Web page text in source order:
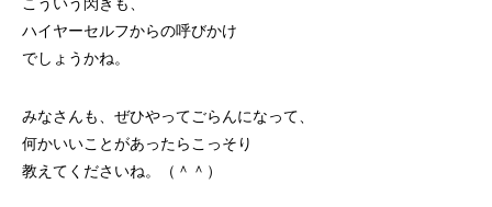
ハイヤーセルフからの呼びかけ
でしょうかね。
みなさんも、ぜひやってごらんになって、
何かいいことがあったらこっそり
教えてくださいね。（＾＾）